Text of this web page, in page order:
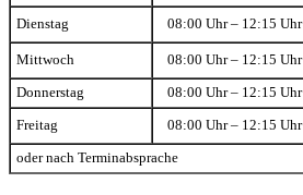
Dienstag 08:00 Uhr – 12:15 Uhr
Mittwoch 08:00 Uhr – 12:15 Uhr
Donnerstag 08:00 Uhr – 12:15 Uhr
Freitag 08:00 Uhr – 12:15 Uhr
oder nach Terminabsprache